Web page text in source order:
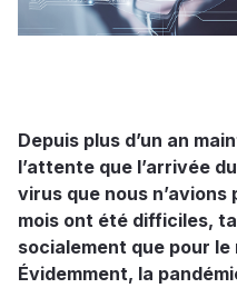
Depuis plus d’un an
l’attente que l’arrivée
virus que nous
mois ont été difficiles,
socialement que pour
Évidemment, la